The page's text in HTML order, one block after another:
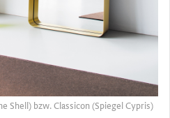
Shell) bzw. Classicon (Spiegel Cypris)